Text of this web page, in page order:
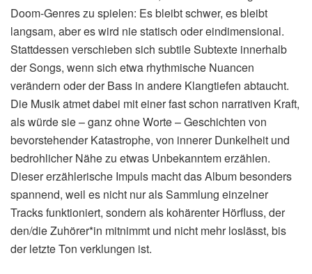
Doom-Genres zu spielen: Es bleibt schwer, es bleibt
langsam, aber es wird nie statisch oder eindimensional.
Stattdessen verschieben sich subtile Subtexte innerhalb
der Songs, wenn sich etwa rhythmische Nuancen
verändern oder der Bass in andere Klangtiefen abtaucht.
Die Musik atmet dabei mit einer fast schon narrativen Kraft,
als würde sie – ganz ohne Worte – Geschichten von
bevorstehender Katastrophe, von innerer Dunkelheit und
bedrohlicher Nähe zu etwas Unbekanntem erzählen.
Dieser erzählerische Impuls macht das Album besonders
spannend, weil es nicht nur als Sammlung einzelner
Tracks funktioniert, sondern als kohärenter Hörfluss, der
den/die Zuhörer*in mitnimmt und nicht mehr loslässt, bis
der letzte Ton verklungen ist.